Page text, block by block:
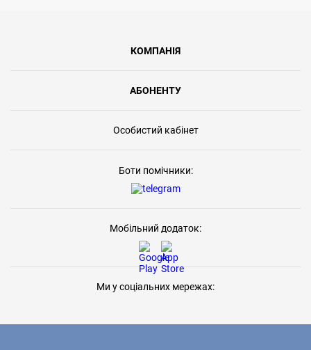
КОМПАНІЯ
АБОНЕНТУ
Особистий кабінет
Боти помічники:
Мобільний додаток:
Ми у соціальних мережах: